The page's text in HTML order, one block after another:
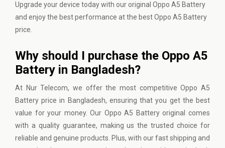
Upgrade your device today with our original Oppo A5 Battery
and enjoy the best performance at the best Oppo A5 Battery
price.
Why should I purchase the Oppo A5
Battery in Bangladesh?
At Nur Telecom, we offer the most competitive Oppo A5
Battery price in Bangladesh, ensuring that you get the best
value for your money. Our Oppo A5 Battery original comes
with a quality guarantee, making us the trusted choice for
reliable and genuine products. Plus, with our fast shipping and